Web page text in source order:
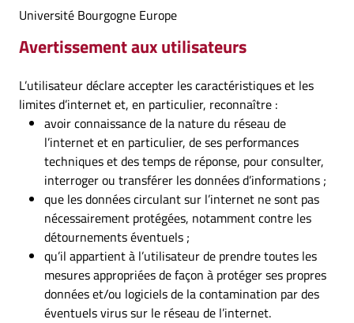
Université Bourgogne Europe
Avertissement aux utilisateurs
L’utilisateur déclare accepter les caractéristiques et les
limites d’internet et, en particulier, reconnaître :
avoir connaissance de la nature du réseau de
l’internet et en particulier, de ses performances
techniques et des temps de réponse, pour consulter,
interroger ou transférer les données d’informations ;
que les données circulant sur l’internet ne sont pas
nécessairement protégées, notamment contre les
détournements éventuels ;
qu’il appartient à l’utilisateur de prendre toutes les
mesures appropriées de façon à protéger ses propres
données et/ou logiciels de la contamination par des
éventuels virus sur le réseau de l’internet.